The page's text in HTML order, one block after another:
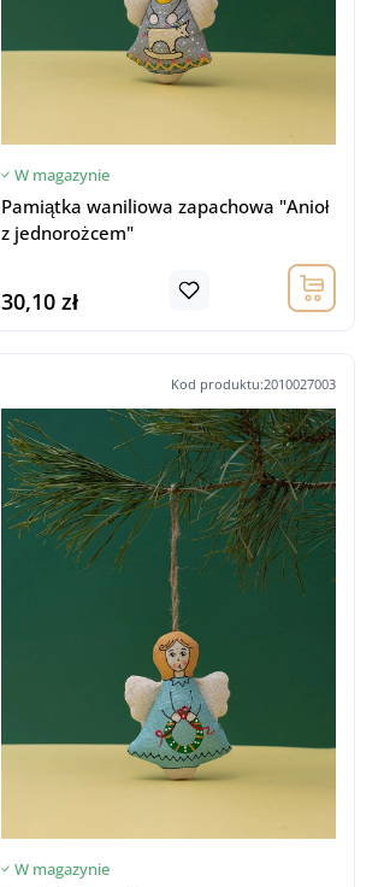
W magazynie
Pamiątka waniliowa zapachowa "Anioł
z jednorożcem"
30,10 zł
Kod produktu:2010027003
W magazynie